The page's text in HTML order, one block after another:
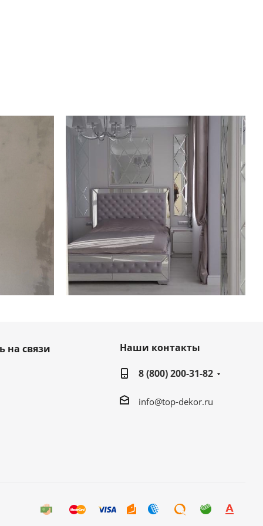
на связи
Наши контакты
8 (800) 200-31-82
info@top-dekor.ru